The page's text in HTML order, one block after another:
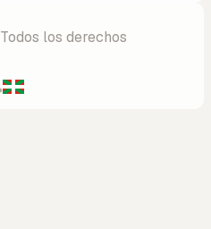
Todos los derechos